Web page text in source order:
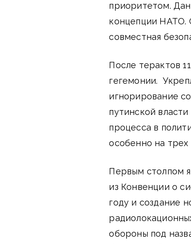
приоритетом.
концепции НАТО.
совместная
После терактов
гегемонии.
игнорирование
путинской
процесса в
особенно на трех
Первым столпом
из Конвенции о
году и создание
обороны под